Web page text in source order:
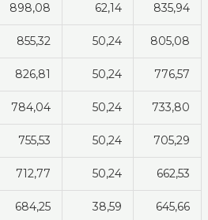
898,08 62,14 835,94
855,32 50,24 805,08
826,81 50,24 776,57
784,04 50,24 733,80
755,53 50,24 705,29
712,77 50,24 662,53
684,25 38,59 645,66